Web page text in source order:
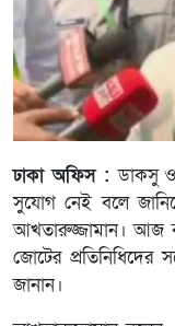
ঢাকা অফিস :ডাকসু ও
সুযোগ নেই বলে
আখতারুজ্জামান। আজ
জোটের প্রতিনিধিদের
জানান।